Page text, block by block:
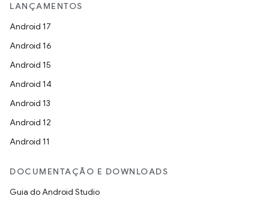
LANÇAMENTOS
Android 17
Android 16
Android 15
Android 14
Android 13
Android 12
Android 11
DOCUMENTAÇÃO E DOWNLOADS
Guia do Android Studio